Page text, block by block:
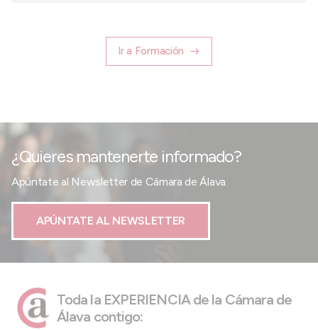
Ir a Formación
¿Quieres mantenerte informado?
Apúntate al Newsletter de Cámara de Álava.
APÚNTATE AL NEWSLETTER
Toda la EXPERIENCIA de la Cámara de
Álava contigo: